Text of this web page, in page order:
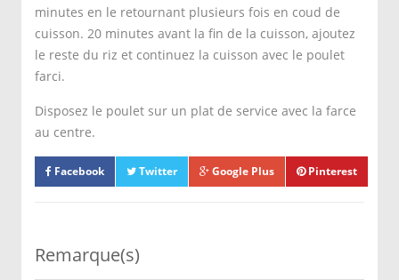
minutes en le retournant plusieurs fois en coud de
cuisson. 20 minutes avant la fin de la cuisson, ajoutez
le reste du riz et continuez la cuisson avec le poulet
farci.
Disposez le poulet sur un plat de service avec la farce
au centre.
Facebook Twitter Google Plus Pinterest
Remarque(s)